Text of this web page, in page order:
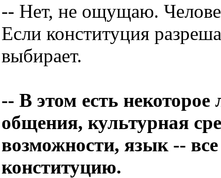
-- Нет, не ощущаю.
Если конституция
выбирает.
-- В этом есть
общения, культурная
возможности, язык --
конституцию.